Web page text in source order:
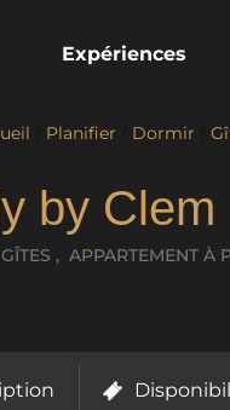
Expériences
Planifier Dormir
by Clem
, APPARTEMENT À